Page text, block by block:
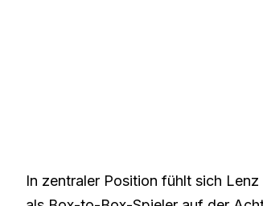
In zentraler Position fühlt sich